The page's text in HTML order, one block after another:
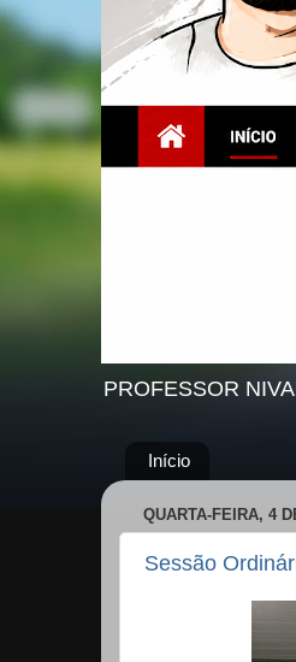
PROFESSOR
Início
QUARTA-FEIRA, 4
Sessão